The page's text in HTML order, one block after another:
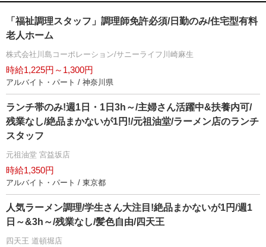
「福祉調理スタッフ」調理師免許必須/日勤のみ/住宅型有料
老人ホーム
株式会社川島コーポレーション/サニーライフ川崎麻生
時給1,225円～1,300円
アルバイト・パート / 神奈川県
ランチ帯のみ!週1日・1日3h～/主婦さん活躍中&扶養内可/
残業なし/絶品まかないが1円!/元祖油堂/ラーメン店のランチ
スタッフ
元祖油堂 宮益坂店
時給1,350円
アルバイト・パート / 東京都
人気ラーメン調理/学生さん大注目!絶品まかないが1円/週1
日～&3h～/残業なし/髪色自由/四天王
四天王 道頓堀店